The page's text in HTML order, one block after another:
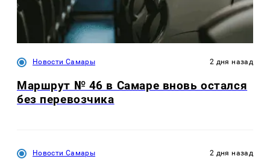
Новости Самары 2 дня назад
Маршрут № 46 в Самаре вновь остался
без перевозчика
Новости Самары 2 дня назад